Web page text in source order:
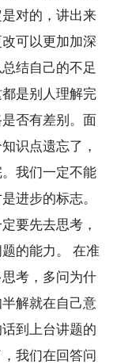
对的，讲出来
可以更加加深
结自己的不足
是别人理解完
否有差别。面
识点遗忘了，
我们一定不能
进步的标志。
要先去思考，
的能力。 在准
考，多问为什
解就在自己意
到上台讲题的
我们在回答问